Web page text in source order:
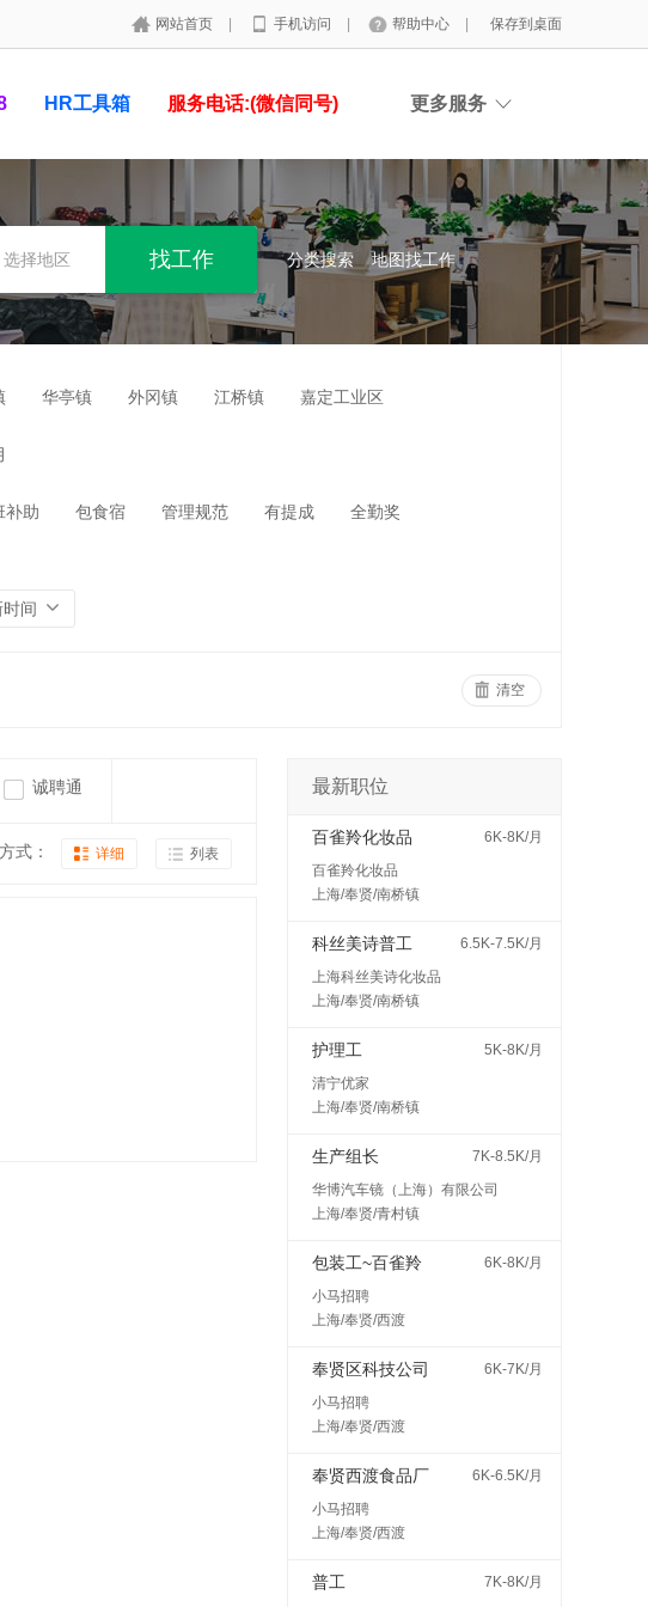
网站首页 手机访问 帮助中心 保存到桌面
HR工具箱 服务电话:(微信同号) 更多服务
选择地区 分类搜索 地图找工作
华亭镇 外冈镇 江桥镇 嘉定工业区
补助 包食宿 管理规范 有提成 全勤奖
间
清空
诚聘通
式： 详细 列表
最新职位
百雀羚化妆品
6K-8K/月
百雀羚化妆品
上海/奉贤/南桥镇
科丝美诗普工
6.5K-7.5K/月
上海科丝美诗化妆品
上海/奉贤/南桥镇
护理工
5K-8K/月
清宁优家
上海/奉贤/南桥镇
生产组长
7K-8.5K/月
华博汽车镜（上海）有限公司
上海/奉贤/青村镇
包装工~百雀羚
6K-8K/月
小马招聘
上海/奉贤/西渡
奉贤区科技公司
6K-7K/月
小马招聘
上海/奉贤/西渡
奉贤西渡食品厂
6K-6.5K/月
小马招聘
上海/奉贤/西渡
普工 7K-8K/月